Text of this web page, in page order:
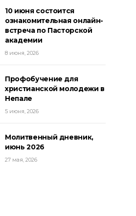
10 июня состоится
ознакомительная онлайн-
встреча по Пасторской
академии
8 июня, 2026
Профобучение для
христианской молодежи в
Непале
5 июня, 2026
Молитвенный дневник,
июнь 2026
27 мая, 2026